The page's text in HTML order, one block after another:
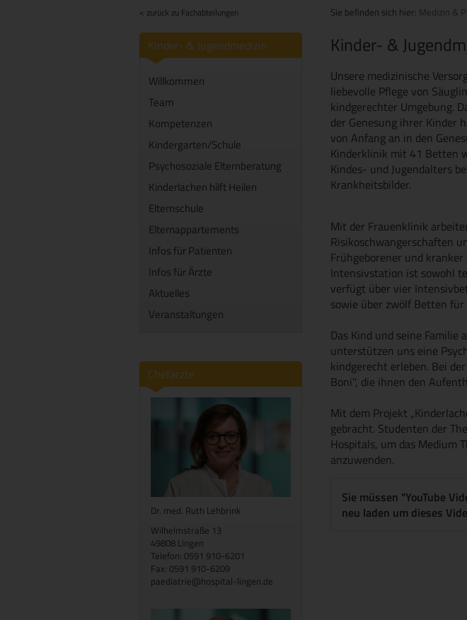
Sie befinden sich hier: Medizin &
< zurück zu Fachabteilungen
Kinder- & Jugendmedizin
Willkommen
Team
Kompetenzen
Kindergarten/Schule
Psychosoziale Elternberatung
Kinderlachen hilft Heilen
Elternschule
Elternappartements
Infos für Patienten
Infos für Ärzte
Aktuelles
Veranstaltungen
Chefärzte
Dr. med. Ruth Lehbrink
Wilhelmstraße 13
49808 Lingen
Telefon: 0591 910-6201
Fax: 0591 910-6209
paediatrie@hospital-lingen.de
Kinder- &
Unsere medizinische
liebevolle Pflege von
kindgerechter Umgebung.
der Genesung ihrer Kinder
von Anfang an in den
Kinderklinik mit 41 Betten
Kindes- und Jugendalters
Krankheitsbilder.
Mit der Frauenklinik
Risikoschwangerschaften
Frühgeborener und
Intensivstation ist sowohl
verfügt über vier
sowie über zwölf Betten für
Das Kind und seine
unterstützen uns eine
kindgerecht erleben. Bei
Boni'', die ihnen den
Mit dem Projekt
gebracht. Studenten der
Hospitals, um das Medium
anzuwenden.
Sie müssen "YouTube
neu laden um dieses